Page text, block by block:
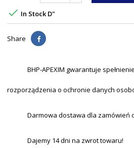
 In Stock D"
Share
BHP-APEXIM gwarantuje
rozporządzenia o ochronie danych
Darmowa dostawa dla zamówień
Dajemy 14 dni na zwrot towaru!